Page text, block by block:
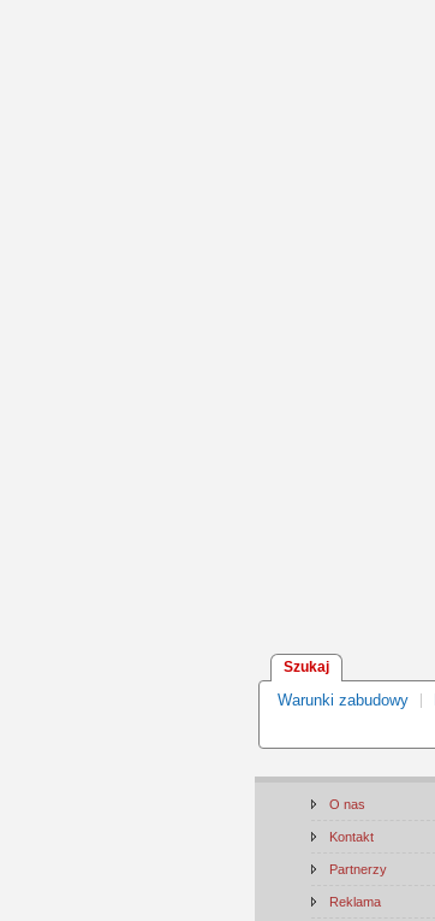
Szukaj
Warunki zabudowy
O nas
Kontakt
Partnerzy
Reklama